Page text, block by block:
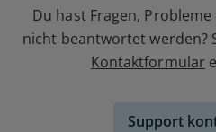
Du hast Fragen,
nicht beantwortet werden?
Kontaktformular
Support